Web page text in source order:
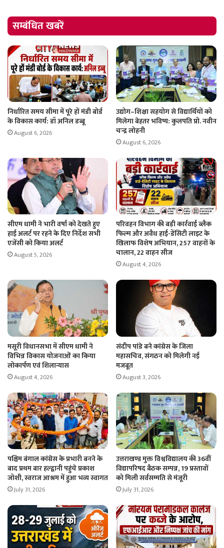
सम्बंधित खबरें
निर्धारित समय सीमा में पूरे हों मंडी बोर्ड
के विकास कार्य: डॉ अनिल डब्बू
August 6, 2026
उद्योग–शिक्षा सहयोग से विद्यार्थियों को
मिलेगा बेहतर भविष्य: कुलपति प्रो. नवीन
चन्द्र लोहनी
August 6, 2026
सीएम धामी ने भारी वर्षा को देखते हुए
हाई अलर्ट पर रहने के दिए निर्देश सभी
एजेंसी को किया अलर्ट
August 5, 2026
परिवहन विभाग की बड़ी कार्रवाई ब्लैक
फिल्म और अवैध हाई-डेंसिटी लाइट के
खिलाफ विशेष अभियान, 257 वाहनों के
चालान, 22 वाहन सीज
August 4, 2026
मसूरी विधानसभा में सीएम धामी ने
विभिन्न विकास योजनाओं का किया
लोकार्पण एवं शिलान्यास
August 4, 2026
संदीप पांडे बने कांग्रेस के जिला
महासचिव, संगठन को मिलेगी नई
मजबूत
August 3, 2026
पश्चिम बंगाल कांग्रेस के प्रभारी बनने के
बाद प्रथम बार हल्द्वानी पहुंचे प्रकाश
जोशी, स्वराज आश्रम में हुआ भव्य स्वागत
July 31, 2026
उत्तराखण्ड मुक्त विश्वविद्यालय की 36वीं
विद्यापरिषद बैठक सम्पन्न, 19 प्रस्तावों
को मिली सर्वसम्मति से मंजूरी
July 31, 2026